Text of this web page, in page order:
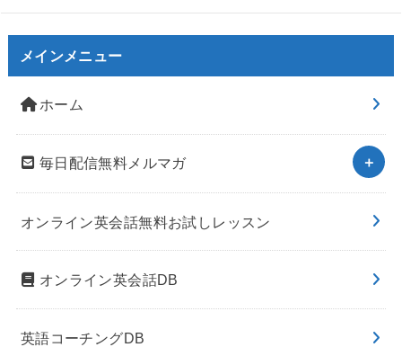
メインメニュー
ホーム
毎日配信無料メルマガ
オンライン英会話無料お試しレッスン
オンライン英会話DB
英語コーチングDB